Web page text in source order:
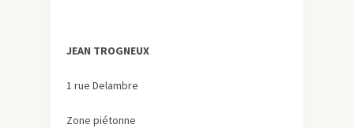
JEAN TROGNEUX
1 rue Delambre
Zone piétonne